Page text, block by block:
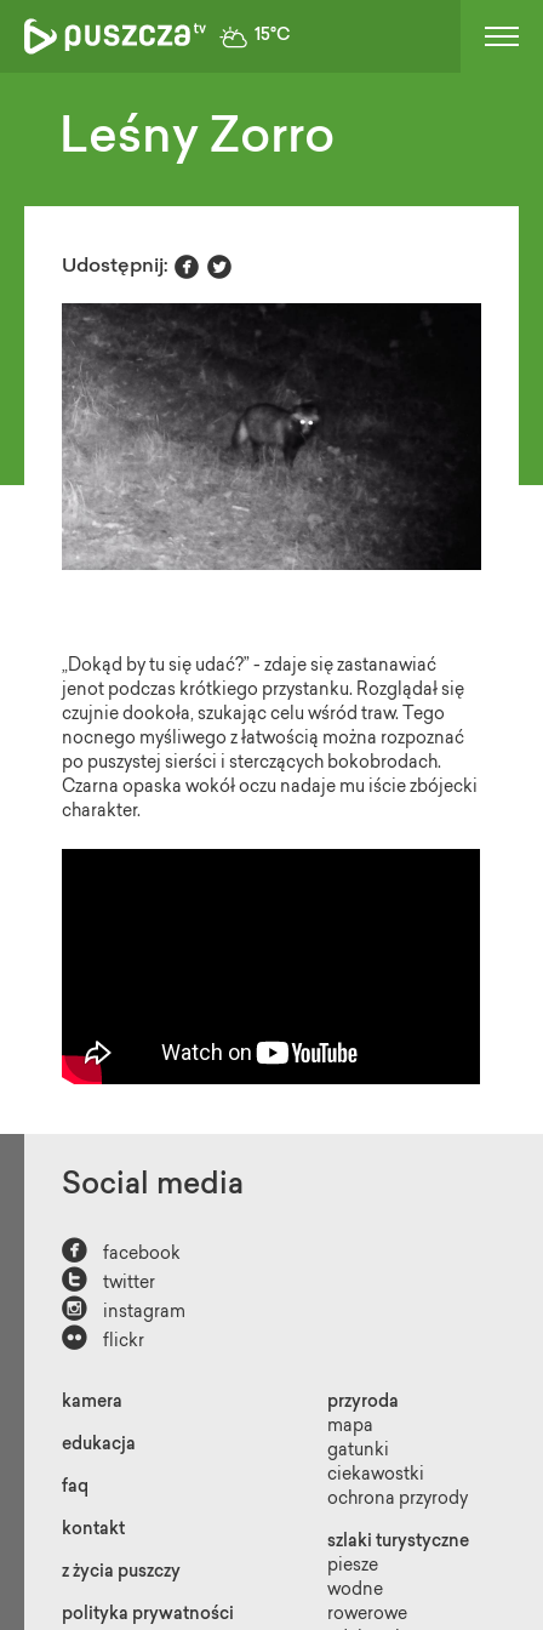
15°C
Leśny Zorro
Udostępnij:  
„Dokąd by tu się udać?” - zdaje się zastanawiać
jenot podczas krótkiego przystanku. Rozglądał się
czujnie dookoła, szukając celu wśród traw. Tego
nocnego myśliwego z łatwością można rozpoznać
po puszystej sierści i sterczących bokobrodach.
Czarna opaska wokół oczu nadaje mu iście zbójecki
charakter.
Social media
 facebook
 twitter
 instagram
 flickr
kamera
edukacja
faq
kontakt
z życia puszczy
polityka prywatności
przyroda
mapa
gatunki
ciekawostki
ochrona przyrody
szlaki turystyczne
piesze
wodne
rowerowe